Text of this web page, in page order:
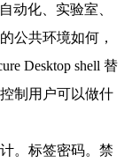
动化、实验室、
公共环境如何，
Desktop shell 替
制用户可以做什
。标签密码。禁